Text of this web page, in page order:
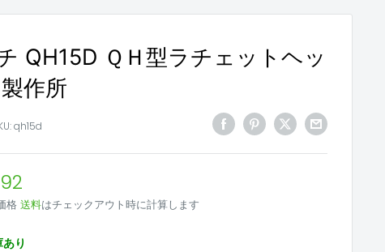
QH15D ＱＨ型ラチェットヘッ
作所
qh15d
格送料はチェックアウト時に計算します
り